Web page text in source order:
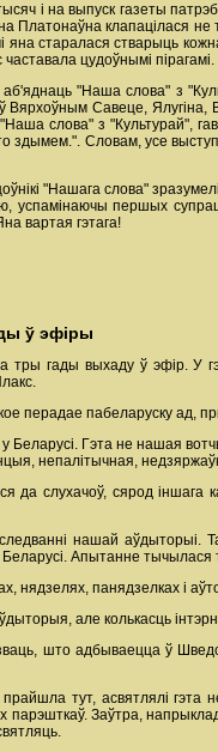
і на выпуск газеты
Платонаўна клапацілася
яна старалася стварыць
цудоўнымі
аб'яднаць "Наша слова" з
ў Вярхоўным Савеце,
слова" з "Культурай",
здымем.". Словам, усе
"Нашага слова"
успамінаючы першых
вартая гэтага!
ў эфіры
гады выхаду ў эфір. У
перадае пабеларуску ад,
Гэта не нашая
непалітычная,
да слухачоў, сярод
нашай
Апытанне тычылася
нядзелях, панядзелках і
але колькасць
што адбываецца ў
тут, асвятлялі
парэшткаў. Заўтра,